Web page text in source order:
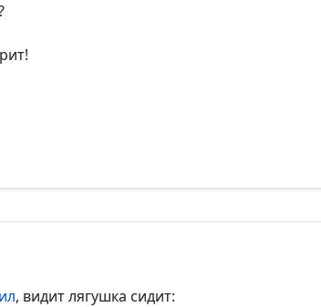
, видит лягушка сидит: